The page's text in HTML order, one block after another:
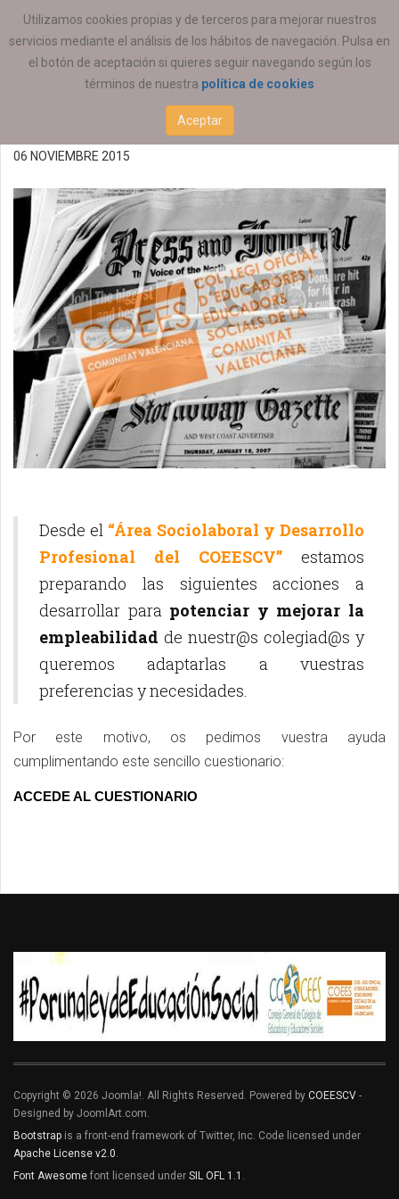
Utilizamos cookies propias y de terceros para mejorar nuestros
servicios mediante el análisis de los hábitos de navegación. Pulsa en
el botón de aceptación si quieres seguir navegando según los
términos de nuestra política de cookies
Aceptar
ESTÁ AQUÍ: ACTUALIDAD COEESCV
Acciones de fomento de
empleabilidad COEESCV
06 NOVIEMBRE 2015
Desde el “Área Sociolaboral y Desarrollo
Profesional del COEESCV” estamos
preparando las siguientes acciones a
desarrollar para potenciar y mejorar la
empleabilidad de nuestr@s colegiad@s y
queremos adaptarlas a vuestras
preferencias y necesidades.
Por este motivo, os pedimos vuestra ayuda
cumplimentando este sencillo cuestionario:
ACCEDE AL CUESTIONARIO
Copyright © 2026 Joomla!. All Rights Reserved. Powered by COEESCV -
Designed by JoomlArt.com.
Bootstrap is a front-end framework of Twitter, Inc. Code licensed under
Apache License v2.0
Font Awesome font licensed under SIL OFL 1.1